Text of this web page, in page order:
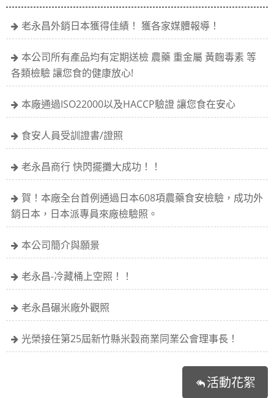
老永昌外銷日本獲得佳績！ 獲各家媒體報導！
本公司所有產品均有定期送檢 農藥 重金屬 黃麴毒素 等
各類檢驗 讓您食的健康放心!
本廠通過ISO22000以及HACCP驗證 讓您食在安心
食安人員受訓證書/證照
老永昌商行 快閃擺攤大成功！！
賀！本廠全台首例通過日本608項農藥食安檢驗，成功外
銷日本，日本派專員來廠檢驗照。
本公司簡介與願景
老永昌-冷藏桶上空照！！
老永昌碾米廠外觀照
光榮接任第25屆新竹縣米穀商業同業公會理事長！
活動花絮